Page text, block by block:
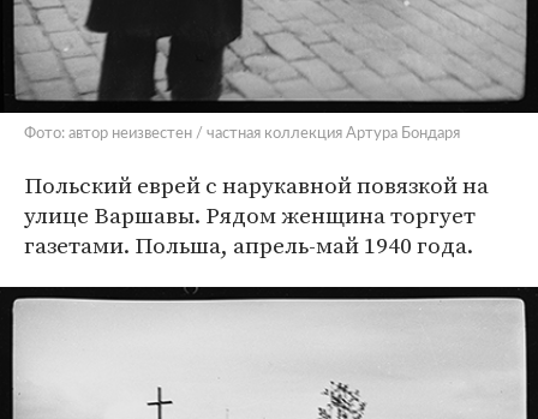
Фото: автор неизвестен / частная коллекция Артура Бондаря
Польский еврей с нарукавной повязкой на
улице Варшавы. Рядом женщина торгует
газетами. Польша, апрель-май 1940 года.